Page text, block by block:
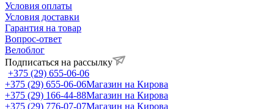
Условия оплаты
Условия доставки
Гарантия на товар
Вопрос-ответ
Велоблог
Подписаться на рассылку
+375 (29) 655-06-06
+375 (29) 655-06-06Магазин на Кирова
+375 (29) 166-44-88Магазин на Кирова
+375 (29) 776-07-07Магазин на Кирова